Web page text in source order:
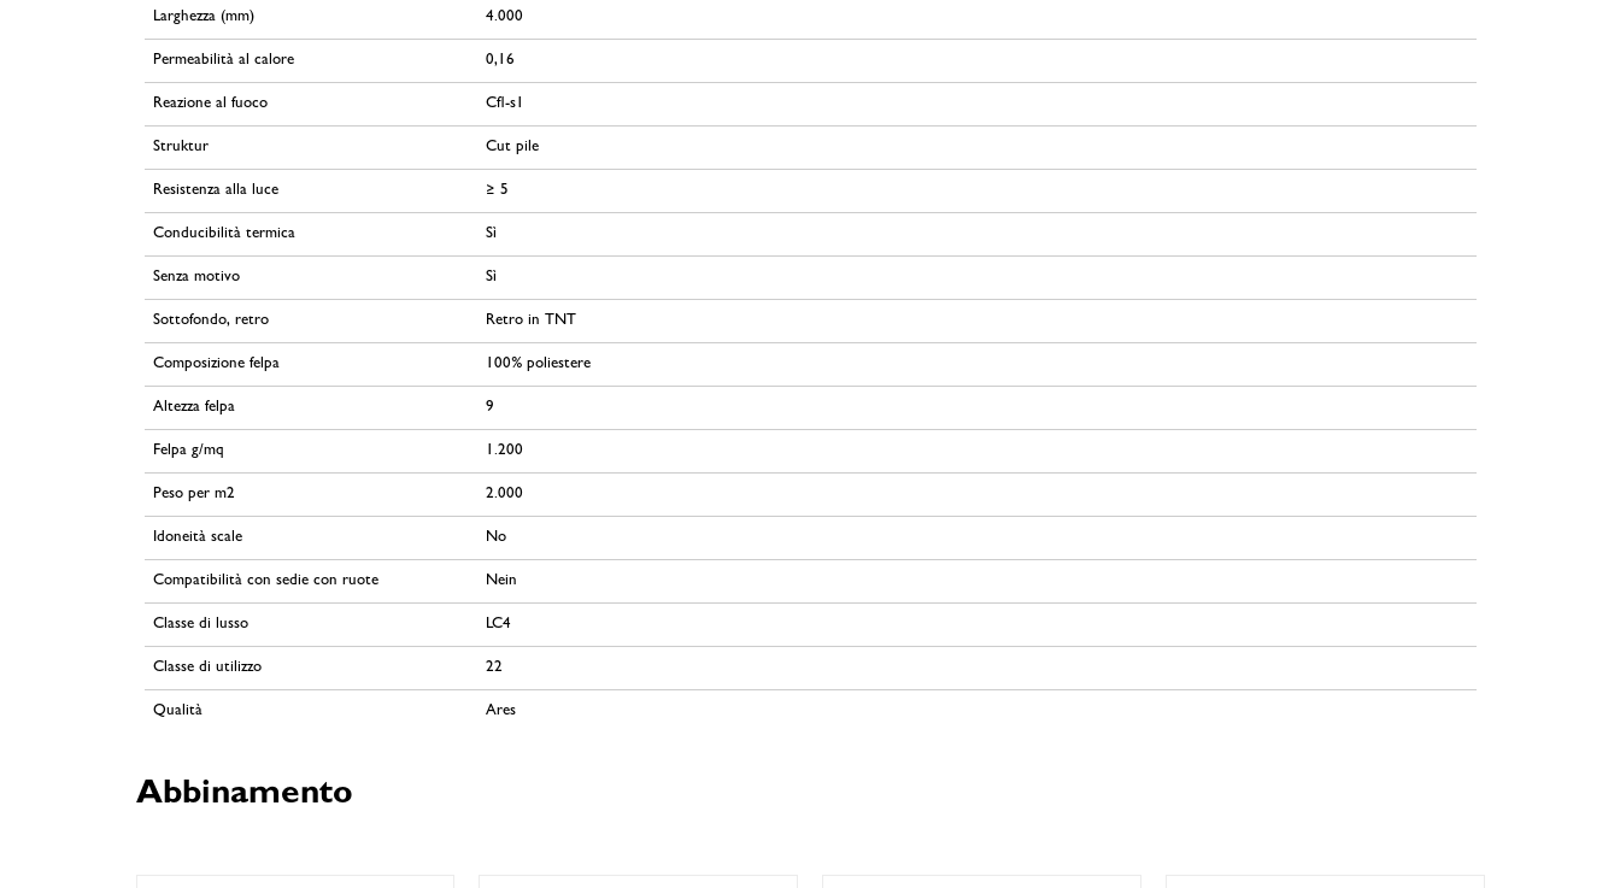
Larghezza (mm) 4.000
Permeabilità al calore 0,16
Reazione al fuoco Cfl-s1
Struktur Cut pile
Resistenza alla luce ≥ 5
Conducibilità termica Sì
Senza motivo Sì
Sottofondo, retro Retro in TNT
Composizione felpa 100% poliestere
Altezza felpa 9
Felpa g/mq 1.200
Peso per m2 2.000
Idoneità scale No
Compatibilità con sedie con ruote Nein
Classe di lusso LC4
Classe di utilizzo 22
Qualità Ares
Abbinamento